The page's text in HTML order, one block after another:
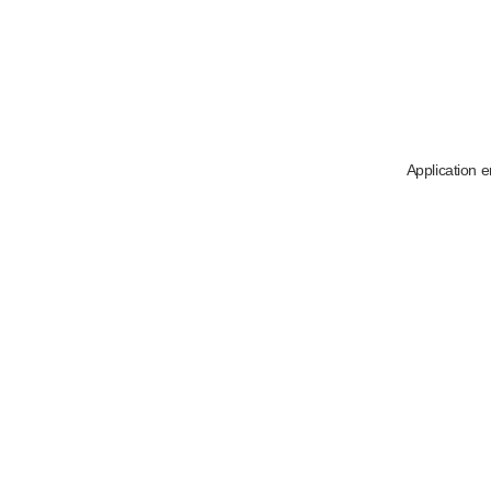
Application